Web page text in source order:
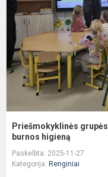
Priešmokyklinės
burnos higieną
Paskelbta: 2025-11-27
Kategorija: Renginiai